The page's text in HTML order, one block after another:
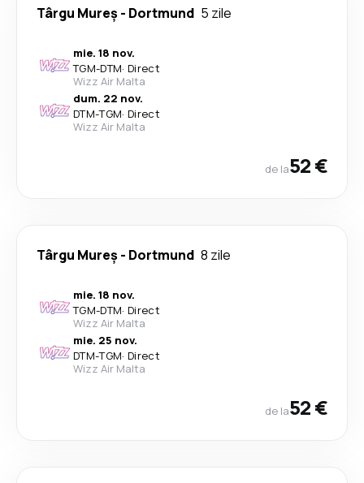
Târgu Mureș - Dortmund 5 zile
mie. 18 nov.
TGM-DTM· Direct
Wizz Air Malta
dum. 22 nov.
DTM-TGM· Direct
Wizz Air Malta
de la52 €
Târgu Mureș - Dortmund 8 zile
mie. 18 nov.
TGM-DTM· Direct
Wizz Air Malta
mie. 25 nov.
DTM-TGM· Direct
Wizz Air Malta
de la52 €